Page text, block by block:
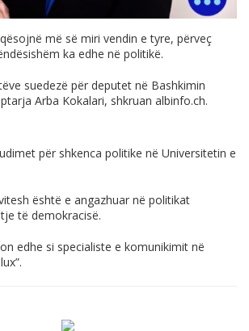
ësojnë më së miri vendin e tyre, përveç
ndësishëm ka edhe në politikë.
suedezë për deputet në Bashkimin
Arba Kokalari, shkruan albinfo.ch.
për shkenca politike në Universitetin e
është e angazhuar në politikat
të demokracisë.
edhe si specialiste e komunikimit në